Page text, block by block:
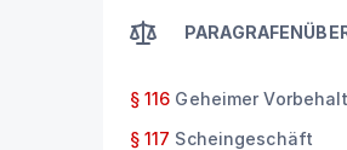
§ 116 Geheimer Vorbehalt
§ 117 Scheingeschäft